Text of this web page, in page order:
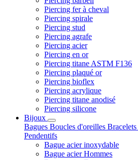
Piercing fer à cheval
Piercing spirale
Piercing stud
Piercing agrafe
Piercing acier
Piercing en or
Piercing titane ASTM F136
Piercing plaqué or
Piercing bioflex
Piercing acrylique
Piercing titane anodisé
Piercing silicone
Bijoux
Bagues Boucles d'oreilles Bracelets
Pendentifs
Bague acier inoxydable
Bague acier Hommes